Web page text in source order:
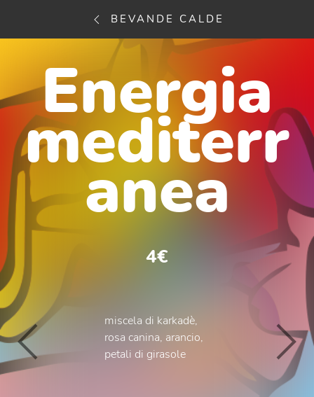
BEVANDE CALDE
Energia
mediterr
anea
4€
miscela di karkadè,
rosa canina, arancio,
petali di girasole